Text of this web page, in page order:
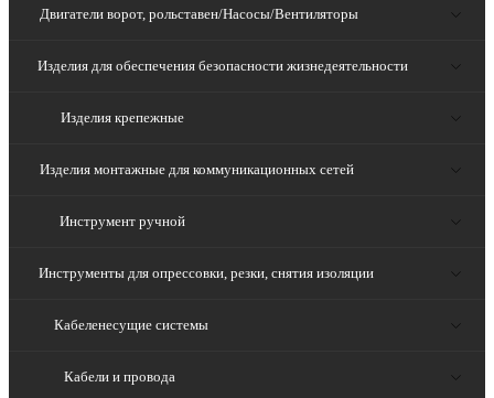
Двигатели ворот, рольставен/Насосы/Вентиляторы
Изделия для обеспечения безопасности жизнедеятельности
Изделия крепежные
Изделия монтажные для коммуникационных сетей
Инструмент ручной
Инструменты для опрессовки, резки, снятия изоляции
Кабеленесущие системы
Кабели и провода